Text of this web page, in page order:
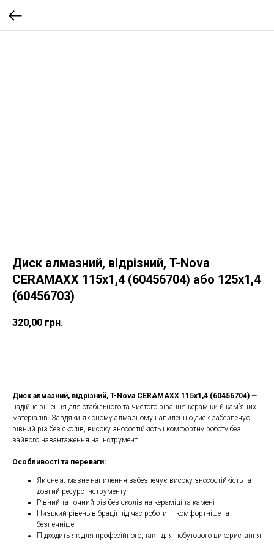
Диск алмазний, відрізний, T-Nova
CERAMAXX 115x1,4 (60456704) або 125x1,4
(60456703)
320,00 грн.
Диск алмазний, відрізний, T-Nova CERAMAXX 115x1,4 (60456704) —
надійне рішення для стабільного та чистого різання кераміки й кам’яних
матеріалів. Завдяки якісному алмазному напиленню диск забезпечує
рівний різ без сколів, високу зносостійкість і комфортну роботу без
зайвого навантаження на інструмент.
Особливості та переваги:
Якісне алмазне напилення забезпечує високу зносостійкість та
довгий ресурс інструменту
Рівний та точний різ без сколів на кераміці та камені
Низький рівень вібрації під час роботи — комфортніше та
безпечніше
Підходить як для професійного, так і для побутового використання